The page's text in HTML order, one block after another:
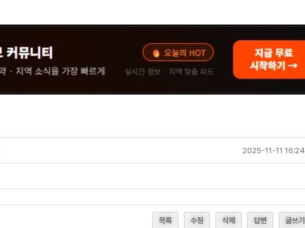
2025-11-11 16:24
목록 수정 삭제 답변 글쓰기